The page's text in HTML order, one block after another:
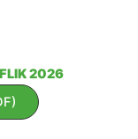
2026